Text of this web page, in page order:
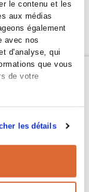
le contenu et les
aux médias
également
avec nos
d'analyse, qui
que vous
de votre
les détails
350